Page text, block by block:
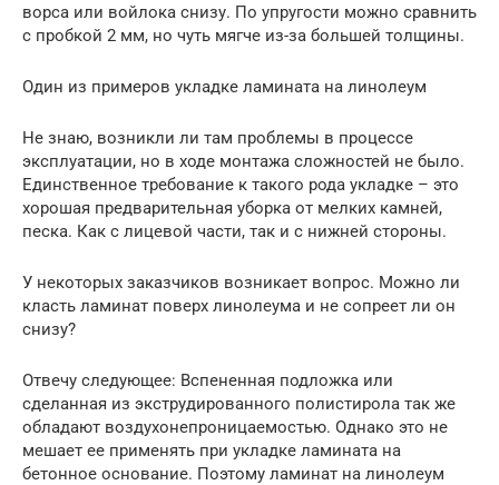
ворса или войлока снизу. По упругости можно сравнить
с пробкой 2 мм, но чуть мягче из-за большей толщины.
Один из примеров укладке ламината на линолеум
Не знаю, возникли ли там проблемы в процессе
эксплуатации, но в ходе монтажа сложностей не было.
Единственное требование к такого рода укладке – это
хорошая предварительная уборка от мелких камней,
песка. Как с лицевой части, так и с нижней стороны.
У некоторых заказчиков возникает вопрос. Можно ли
класть ламинат поверх линолеума и не сопреет ли он
снизу?
Отвечу следующее: Вспененная подложка или
сделанная из экструдированного полистирола так же
обладают воздухонепроницаемостью. Однако это не
мешает ее применять при укладке ламината на
бетонное основание. Поэтому ламинат на линолеум